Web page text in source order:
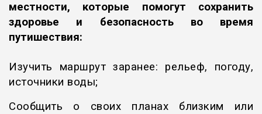
местности, которые помогут сохранить
здоровье и безопасность во время
путишествия:
Изучить маршрут заранее: рельеф, погоду,
источники воды;
Сообщить о своих планах близким или